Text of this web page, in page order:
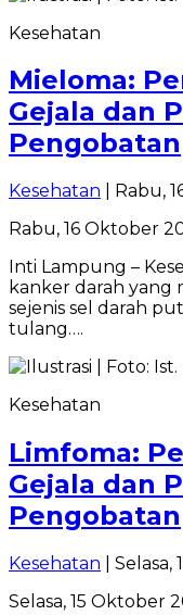
Kesehatan
Mieloma:
Gejala dan
Pengobatan
Kesehatan | Rabu,
Rabu, 16 Oktober
Inti Lampung –
kanker darah yang
sejenis sel darah
tulang….
Kesehatan
Limfoma:
Gejala dan
Pengobatan
Kesehatan |
Selasa, 15 Oktober